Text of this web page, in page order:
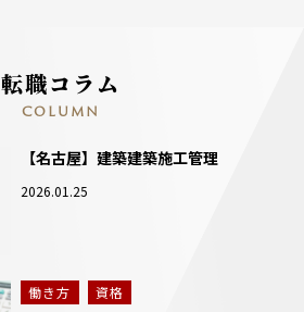
転職コラム
COLUMN
【名古屋】建築建築施工管理
2026.01.25
働き方 資格